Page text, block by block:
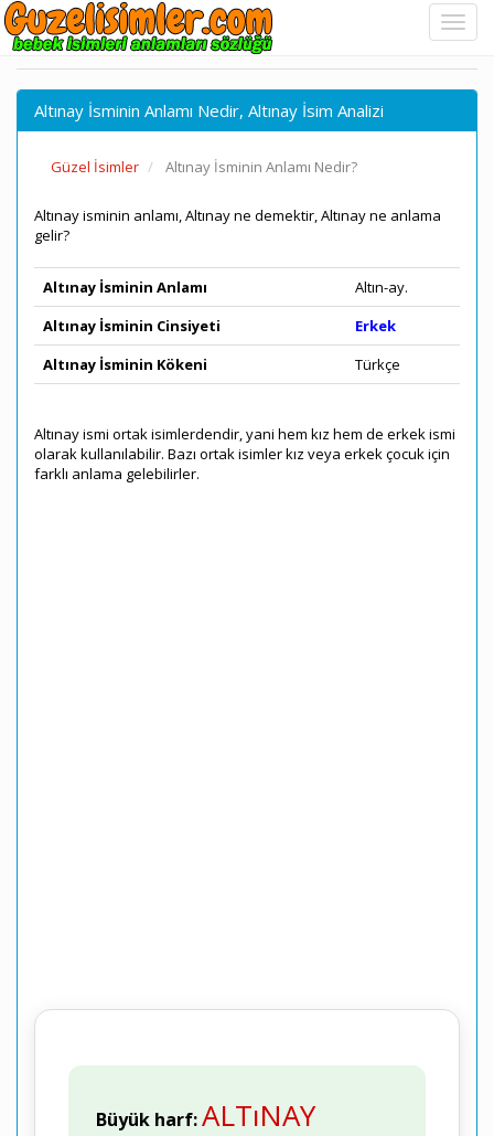
Altınay İsminin Anlamı Nedir, Altınay İsim Analizi
Güzel İsimler Altınay İsminin Anlamı Nedir?
Altınay isminin anlamı, Altınay ne demektir, Altınay ne anlama
gelir?
Altınay İsminin Anlamı
Altın-ay.
Altınay İsminin Cinsiyeti
Erkek
Altınay İsminin Kökeni
Türkçe
Altınay ismi ortak isimlerdendir, yani hem kız hem de erkek ismi
olarak kullanılabilir. Bazı ortak isimler kız veya erkek çocuk için
farklı anlama gelebilirler.
Büyük harf:ALTıNAY